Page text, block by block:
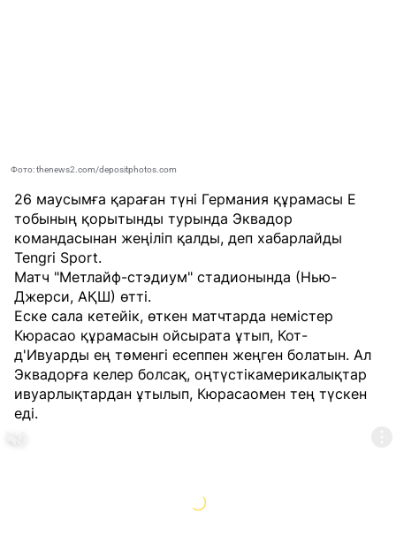
Фото: thenews2.com/depositphotos.com
26 маусымға қараған түні Германия құрамасы Е
тобының қорытынды турында Эквадор
командасынан жеңіліп қалды, деп хабарлайды
Tengri Sport.
Матч "Метлайф-стэдиум" стадионында (Нью-
Джерси, АҚШ) өтті.
Еске сала кетейік, өткен матчтарда немістер
Кюрасао құрамасын ойсырата ұтып, Кот-
д'Ивуарды ең төменгі есеппен жеңген болатын. Ал
Эквадорға келер болсақ, оңтүстікамерикалықтар
ивуарлықтардан ұтылып, Кюрасаомен тең түскен
еді.